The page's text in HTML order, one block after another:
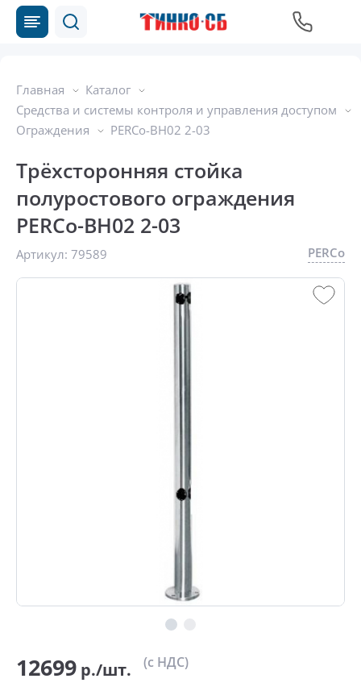
Главная
Каталог
Средства и системы контроля и управления доступом
Ограждения
PERCo-BH02 2-03
Трёхсторонняя стойка
полуростового ограждения
PERCo-BH02 2-03
Артикул: 79589 PERCo
12699 р./шт. (с НДС)